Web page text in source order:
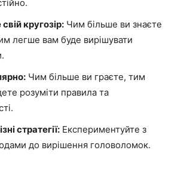
кругозір: Чим більше ви знаєте
легше вам буде вирішувати
Чим більше ви граєте, тим
розуміти правила та
стратегії: Експериментуйте з
до вирішення головоломок.